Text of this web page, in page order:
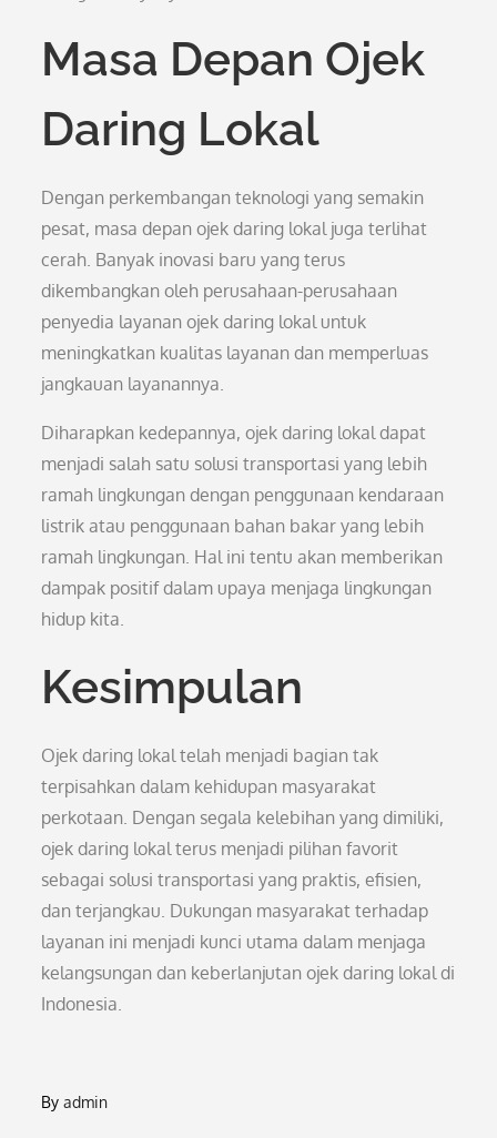
Masa Depan Ojek
Daring Lokal
Dengan perkembangan teknologi yang semakin
pesat, masa depan ojek daring lokal juga terlihat
cerah. Banyak inovasi baru yang terus
dikembangkan oleh perusahaan-perusahaan
penyedia layanan ojek daring lokal untuk
meningkatkan kualitas layanan dan memperluas
jangkauan layanannya.
Diharapkan kedepannya, ojek daring lokal dapat
menjadi salah satu solusi transportasi yang lebih
ramah lingkungan dengan penggunaan kendaraan
listrik atau penggunaan bahan bakar yang lebih
ramah lingkungan. Hal ini tentu akan memberikan
dampak positif dalam upaya menjaga lingkungan
hidup kita.
Kesimpulan
Ojek daring lokal telah menjadi bagian tak
terpisahkan dalam kehidupan masyarakat
perkotaan. Dengan segala kelebihan yang dimiliki,
ojek daring lokal terus menjadi pilihan favorit
sebagai solusi transportasi yang praktis, efisien,
dan terjangkau. Dukungan masyarakat terhadap
layanan ini menjadi kunci utama dalam menjaga
kelangsungan dan keberlanjutan ojek daring lokal di
Indonesia.
Byadmin